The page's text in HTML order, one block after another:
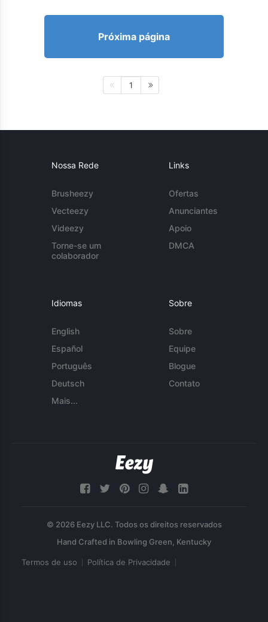
Próxima página
1
Nossa Rede
Brusheezy
Vecteezy
Videezy
Torne-se um
colaborador
Links
Ofertas
Anunciantes
Apoio
DMCA
Idiomas
English
Español
Português
Deutsch
Mais...
Sobre
Sobre
Equipe
Blogue
Contato
© 2026 Eezy LLC. Todos os direitos reservados
Termos de uso Política de Privacidade